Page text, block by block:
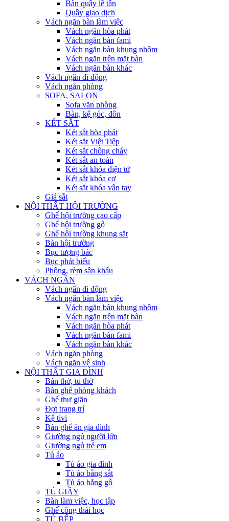
Bàn quầy lễ tân
Quầy giao dịch
Vách ngăn bàn làm việc
Vách ngăn hòa phát
Vách ngăn bàn fami
Vách ngăn bàn khung nhôm
Vách ngăn trên mặt bàn
Vách ngăn bàn khác
Vách ngăn di động
Vách ngăn phòng
SOFA, SALON
Sofa văn phòng
Bàn, kệ góc, đôn
KÉT SẮT
Két sắt hòa phát
Két sắt Việt Tiệp
Két sắt chống cháy
Két sắt an toàn
Két sắt khóa điện tử
Két sắt khóa cơ
Két sắt khóa vân tay
Giá sắt
NỘI THẤT HỘI TRƯỜNG
Ghế hội trường cao cấp
Ghế hội trường gỗ
Ghế hội trường khung sắt
Bàn hội trường
Bục tượng bác
Bục phát biểu
Phông, rèm sân khấu
VÁCH NGĂN
Vách ngăn di động
Vách ngăn bàn làm việc
Vách ngăn bàn khung nhôm
Vách ngăn trên mặt bàn
Vách ngăn hòa phát
Vách ngăn bàn fami
Vách ngăn bàn khác
Vách ngăn phòng
Vách ngăn vệ sinh
NỘI THẤT GIA ĐÌNH
Bàn thờ, tủ thờ
Bàn ghế phòng khách
Ghế thư giãn
Đợt trang trí
Kệ tivi
Bàn ghế ăn gia đình
Giường ngủ người lớn
Giường ngủ trẻ em
Tủ áo
Tủ áo gia đình
Tủ áo bằng sắt
Tủ áo bằng gỗ
TỦ GIẦY
Bàn làm việc, học tập
Ghế công thái học
TỦ BẾP